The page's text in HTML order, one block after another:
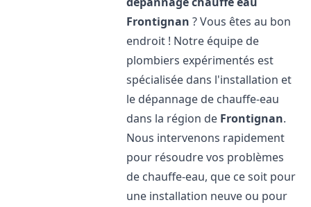
Frontignan ? Vous êtes au bon
endroit ! Notre équipe de
plombiers expérimentés est
spécialisée dans l'installation et
le dépannage de chauffe-eau
dans la région de Frontignan.
Nous intervenons rapidement
pour résoudre vos problèmes
de chauffe-eau, que ce soit pour
une installation neuve ou pour